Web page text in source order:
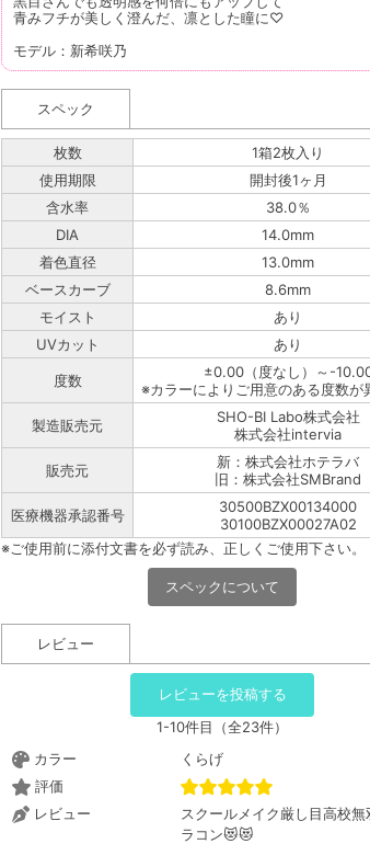
青みフチが美しく澄んだ、凛とした瞳に♡
モデル：新希咲乃
スペック
枚数
1箱2枚入り
使用期限
開封後1ヶ月
含水率
38.0％
DIA
14.0mm
着色直径
13.0mm
ベースカーブ
8.6mm
モイスト
あり
UVカット
あり
度数
±0.00（度なし）～-
※カラーによりご用意のある度数が
製造販売元
SHO-BI Labo株式会社
株式会社intervia
販売元
新：株式会社ホテラバ
旧：株式会社SMBrand
医療機器承認番号
30500BZX00134000
30100BZX00027A02
※ご使用前に添付文書を必ず読み、正しくご使用下さい。
スペックについて
レビュー
レビューを投稿する
1-10件目（全23件）
カラー
くらげ
評価
レビュー
スクールメイク厳し目高校無
ラコン😻😻